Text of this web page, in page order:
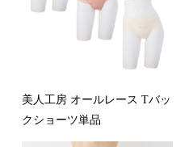
美人工房 オールレース Tバッ
クショーツ単品